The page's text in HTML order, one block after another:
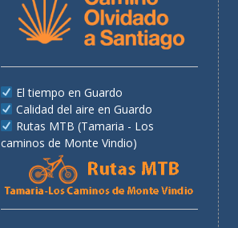
El tiempo en Guardo
Calidad del aire en Guardo
Rutas MTB (Tamaria - Los
caminos de Monte Vindio)